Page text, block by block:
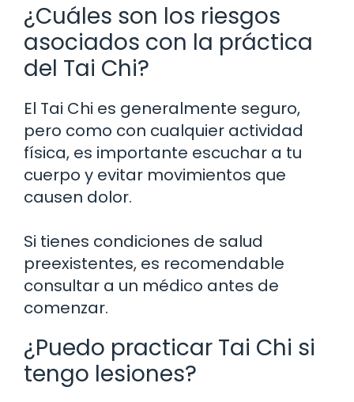
¿Cuáles son los riesgos
asociados con la práctica
del Tai Chi?
El Tai Chi es generalmente seguro,
pero como con cualquier actividad
física, es importante escuchar a tu
cuerpo y evitar movimientos que
causen dolor.
Si tienes condiciones de salud
preexistentes, es recomendable
consultar a un médico antes de
comenzar.
¿Puedo practicar Tai Chi si
tengo lesiones?